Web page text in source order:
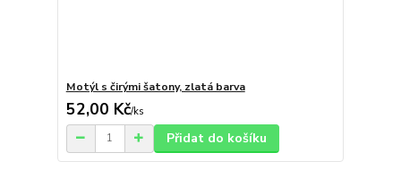
Motýl s čirými šatony, zlatá barva
52,00 Kč/ks
Přidat do košíku